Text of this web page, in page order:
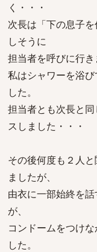
く・・・
次長は「下の息子
しそうに
担当者を呼びに行き
私はシャワーを浴
した。
担当者とも次長と
スしました・・・
その後何度も２人
ましたが、
由衣に一部始終を
が、
コンドームをつけ
した。